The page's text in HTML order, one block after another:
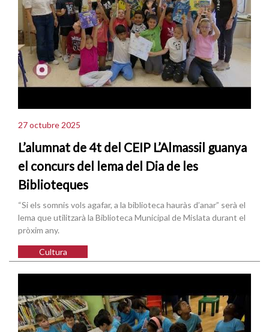
27 octubre 2025
L’alumnat de 4t del CEIP L’Almassil guanya
el concurs del lema del Dia de les
Biblioteques
“Si els somnis vols agafar, a la biblioteca hauràs d’anar” serà el
lema que utilitzarà la Biblioteca Municipal de Mislata durant el
pròxim any.
Cultura